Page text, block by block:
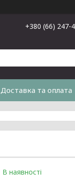
+380 (66) 247-
Доставка та оплата
В наявності